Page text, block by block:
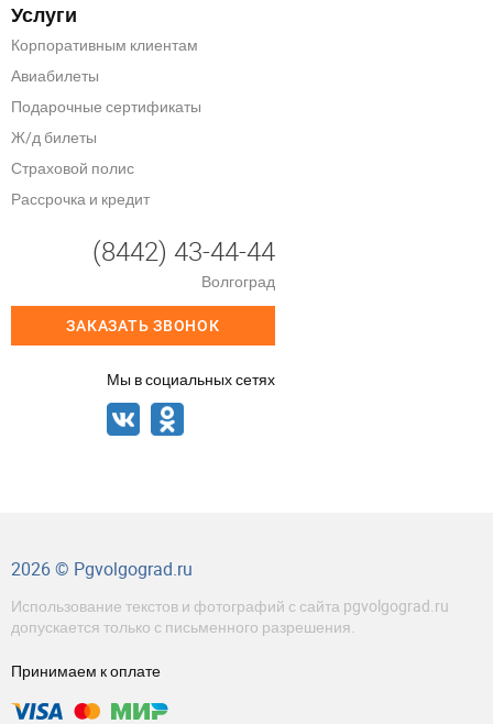
Услуги
Корпоративным клиентам
Авиабилеты
Подарочные сертификаты
Ж/д билеты
Страховой полис
Рассрочка и кредит
(8442) 43-44-44
Волгоград
ЗАКАЗАТЬ ЗВОНОК
Мы в социальных сетях
2026 © Pgvolgograd.ru
Использование текстов и фотографий с сайта pgvolgograd.ru
допускается только с письменного разрешения.
Принимаем к оплате